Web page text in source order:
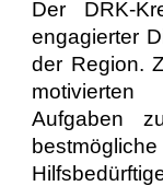
Der DRK-
engagierter
der Region.
motivierten
Aufgaben